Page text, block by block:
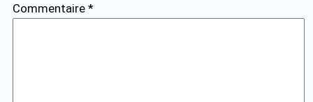
Commentaire *